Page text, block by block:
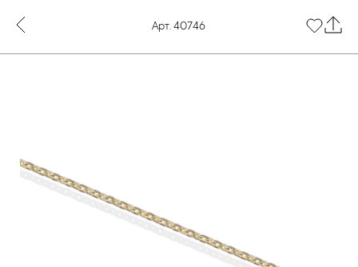
Арт. 40746